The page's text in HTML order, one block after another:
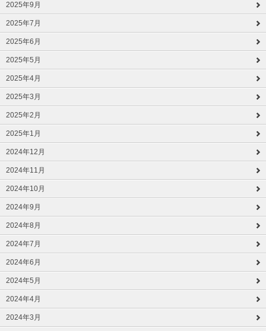
2025年9月
2025年7月
2025年6月
2025年5月
2025年4月
2025年3月
2025年2月
2025年1月
2024年12月
2024年11月
2024年10月
2024年9月
2024年8月
2024年7月
2024年6月
2024年5月
2024年4月
2024年3月